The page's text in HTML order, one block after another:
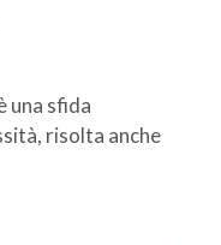
una sfida
risolta anche